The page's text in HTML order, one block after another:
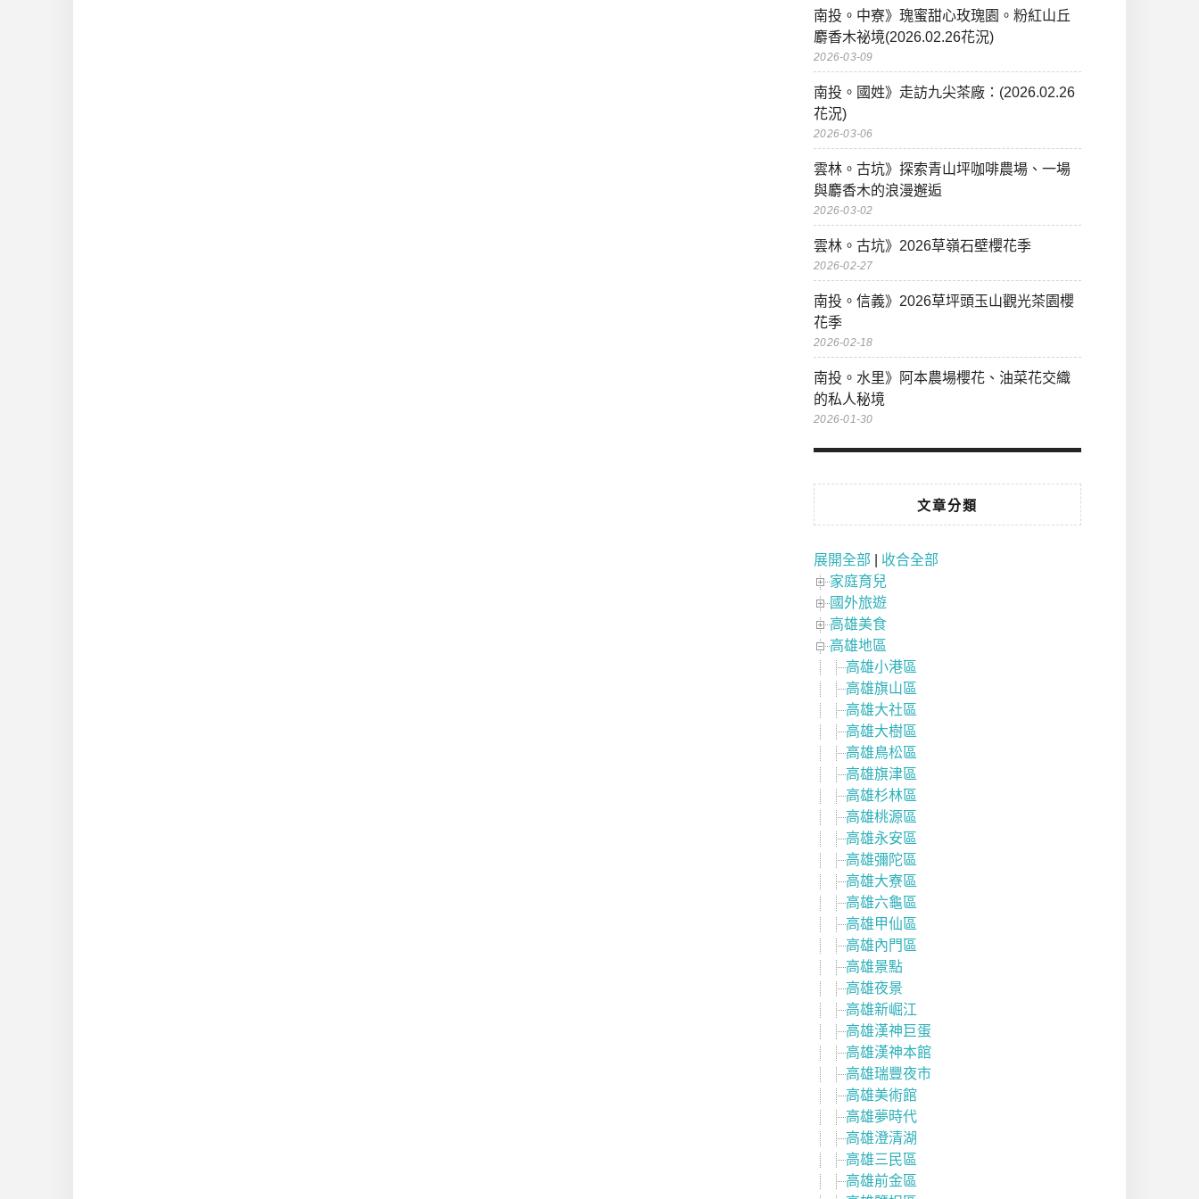
南投。中寮》瑰蜜甜心玫瑰園。粉紅山丘
麝香木祕境(2026.02.26花況)
2026-03-09
南投。國姓》走訪九尖茶廠：(2026.02.26
花況)
2026-03-06
雲林。古坑》探索青山坪咖啡農場、一場
與麝香木的浪漫邂逅
2026-03-02
雲林。古坑》2026草嶺石壁櫻花季
2026-02-27
南投。信義》2026草坪頭玉山觀光茶園櫻
花季
2026-02-18
南投。水里》阿本農場櫻花、油菜花交織
的私人秘境
2026-01-30
文章分類
展開全部
收合全部
家庭育兒
國外旅遊
高雄美食
高雄地區
高雄小港區
高雄旗山區
高雄大社區
高雄大樹區
高雄鳥松區
高雄旗津區
高雄杉林區
高雄桃源區
高雄永安區
高雄彌陀區
高雄大寮區
高雄六龜區
高雄甲仙區
高雄內門區
高雄景點
高雄夜景
高雄新崛江
高雄漢神巨蛋
高雄漢神本館
高雄瑞豐夜市
高雄美術館
高雄夢時代
高雄澄清湖
高雄三民區
高雄前金區